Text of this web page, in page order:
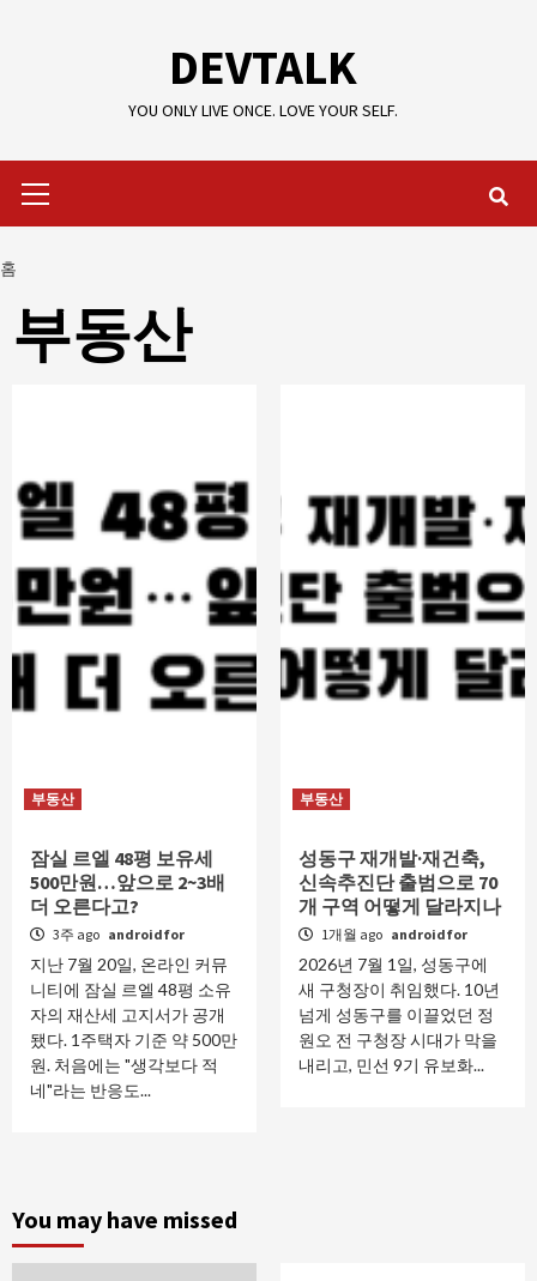
DEVTALK
YOU ONLY LIVE ONCE. LOVE YOUR SELF.
본
메
홈
부동산
부동산
잠실 르엘 48평 보유세
500만원…앞으로 2~3배
더 오른다고?
3주 ago androidfor
지난 7월 20일, 온라인 커뮤
니티에 잠실 르엘 48평 소유
자의 재산세 고지서가 공개
됐다. 1주택자 기준 약 500만
원. 처음에는 "생각보다 적
네"라는 반응도...
부동산
성동구 재개발·재건축,
신속추진단 출범으로 70
개 구역 어떻게 달라지나
1개월 ago androidfor
2026년 7월 1일, 성동구에
새 구청장이 취임했다. 10년
넘게 성동구를 이끌었던 정
원오 전 구청장 시대가 막을
내리고, 민선 9기 유보화...
You may have missed